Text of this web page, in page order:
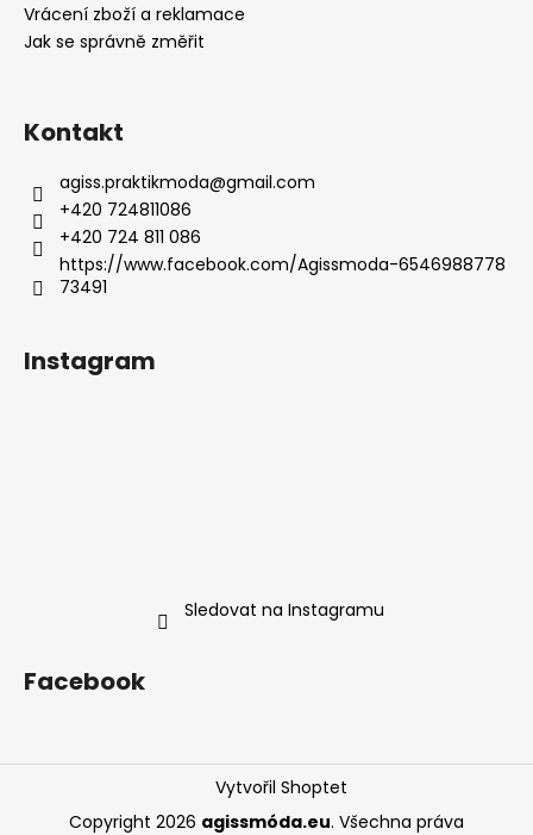
Vrácení zboží a reklamace
Jak se správně změřit
Kontakt
agiss.praktikmoda@gmail.com
+420 724811086
+420 724 811 086
https://www.facebook.com/Agissmoda-6546988778
73491
Instagram
Sledovat na Instagramu
Facebook
Vytvořil Shoptet
Copyright 2026 agissmóda.eu. Všechna práva